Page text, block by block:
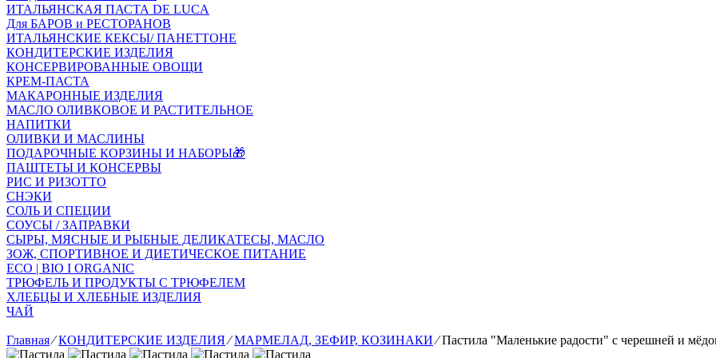
ИТАЛЬЯНСКАЯ ПАСТА DE LUCA
Для БАРОВ и РЕСТОРАНОВ
ИТАЛЬЯНСКИЕ КЕКСЫ/ ПАНЕТТОНЕ
КОНДИТЕРСКИЕ ИЗДЕЛИЯ
КОНСЕРВИРОВАННЫЕ ОВОЩИ
КРЕМ-ПАСТА
МАКАРОННЫЕ ИЗДЕЛИЯ
МАСЛО ОЛИВКОВОЕ И РАСТИТЕЛЬНОЕ
НАПИТКИ
ОЛИВКИ И МАСЛИНЫ
ПОДАРОЧНЫЕ КОРЗИНЫ И НАБОРЫ🎁
ПАШТЕТЫ И КОНСЕРВЫ
РИС И РИЗОТТО
СНЭКИ
СОЛЬ И СПЕЦИИ
СОУСЫ / ЗАПРАВКИ
СЫРЫ, МЯСНЫЕ И РЫБНЫЕ ДЕЛИКАТЕСЫ, МАСЛО
ЗОЖ, СПОРТИВНОЕ И ДИЕТИЧЕСКОЕ ПИТАНИЕ
ECO | BIO I ORGANIC
ТРЮФЕЛЬ И ПРОДУКТЫ С ТРЮФЕЛЕМ
ХЛЕБЦЫ И ХЛЕБНЫЕ ИЗДЕЛИЯ
ЧАЙ
Главная⁄КОНДИТЕРСКИЕ ИЗДЕЛИЯ⁄МАРМЕЛАД, ЗЕФИР, КОЗИНАКИ ⁄ Пастила "Маленькие радости" с черешней и